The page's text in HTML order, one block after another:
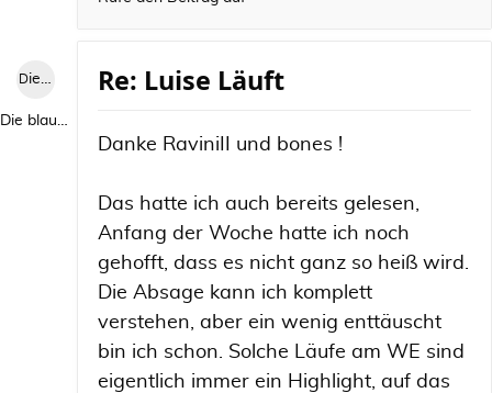
Die blaue Luise
Die blaue Luise
Re: Luise Läuft
Danke RaviniII und bones !
Das hatte ich auch bereits gelesen,
Anfang der Woche hatte ich noch
gehofft, dass es nicht ganz so heiß wird.
Die Absage kann ich komplett
verstehen, aber ein wenig enttäuscht
bin ich schon. Solche Läufe am WE sind
eigentlich immer ein Highlight, auf das